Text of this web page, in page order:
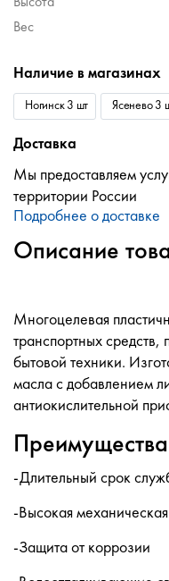
Вес
Наличие в магазинах
Ногинск 3 шт Ясенево 3
Доставка
Мы предоставляем
территории России
Подробнее о доставке
Описание
Многоцелевая
транспортных
бытовой техники.
масла с добавлением
антиокислительной
-Длительный срок
-Высокая механическая
-Защита от коррозии